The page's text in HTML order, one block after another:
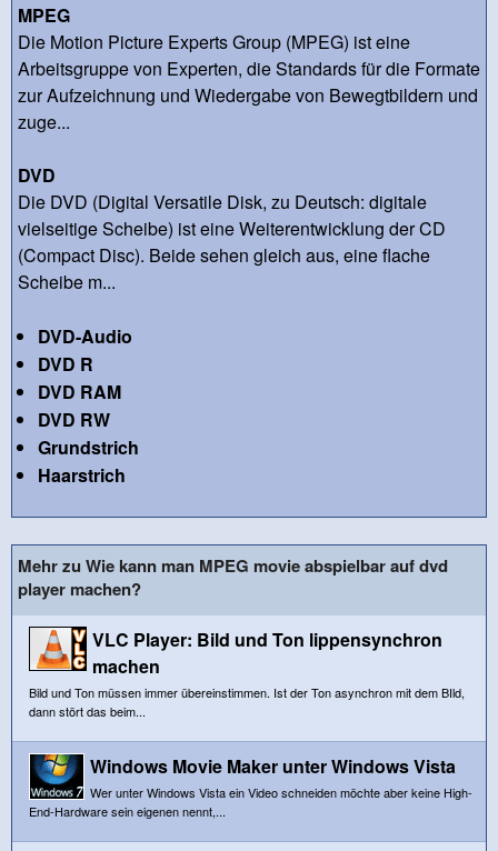
MPEG
Die Motion Picture Experts Group (MPEG) ist eine
Arbeitsgruppe von Experten, die Standards für die Formate
zur Aufzeichnung und Wiedergabe von Bewegtbildern und
zuge...
DVD
Die DVD (Digital Versatile Disk, zu Deutsch: digitale
vielseitige Scheibe) ist eine Weiterentwicklung der CD
(Compact Disc). Beide sehen gleich aus, eine flache
Scheibe m...
DVD-Audio
DVD R
DVD RAM
DVD RW
Grundstrich
Haarstrich
Mehr zu Wie kann man MPEG movie abspielbar auf dvd
player machen?
VLC Player: Bild und Ton lippensynchron
machen
Bild und Ton müssen immer übereinstimmen. Ist der Ton asynchron mit dem BIld,
dann stört das beim...
Windows Movie Maker unter Windows Vista
Wer unter Windows Vista ein Video schneiden möchte aber keine High-
End-Hardware sein eigenen nennt,...